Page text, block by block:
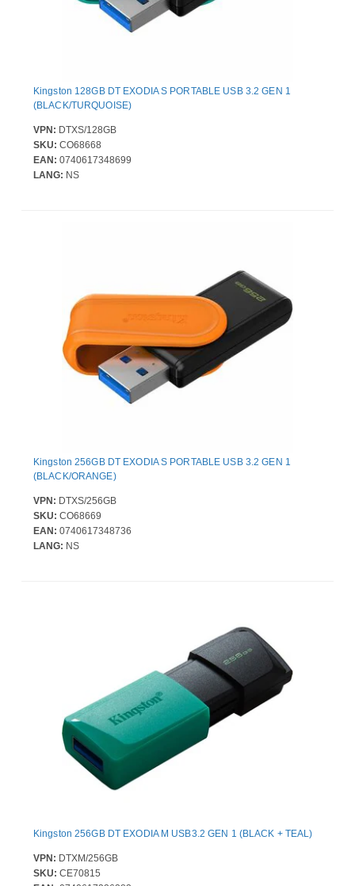
Kingston 128GB DT EXODIA S PORTABLE USB 3.2 GEN 1
(BLACK/TURQUOISE)
VPN: DTXS/128GB
SKU: CO68668
EAN: 0740617348699
LANG: NS
Kingston 256GB DT EXODIA S PORTABLE USB 3.2 GEN 1
(BLACK/ORANGE)
VPN: DTXS/256GB
SKU: CO68669
EAN: 0740617348736
LANG: NS
Kingston 256GB DT EXODIA M USB3.2 GEN 1 (BLACK + TEAL)
VPN: DTXM/256GB
SKU: CE70815